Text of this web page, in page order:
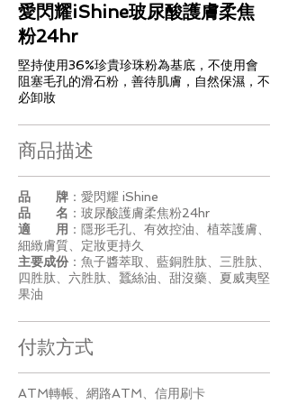
愛閃耀iShine玻尿酸護膚柔焦
粉24hr
堅持使用36%珍貴珍珠粉為基底，不使用會
阻塞毛孔的滑石粉，善待肌膚，自然保濕，不
必卸妝
​商品描述
品 牌 ：愛閃耀 iShine
​品 名 ：玻尿酸護膚柔焦粉24hr
​適 用 ：隱形毛孔、有效控油、植萃護膚、
細緻膚質、定妝更持久
主要成份 ：魚子醬萃取、藍銅胜肽、三胜肽、
四胜肽、六胜肽、 蠶絲油、甜沒藥、夏威夷堅
果油
​付款方式
​ATM轉帳、網路ATM、信用刷卡